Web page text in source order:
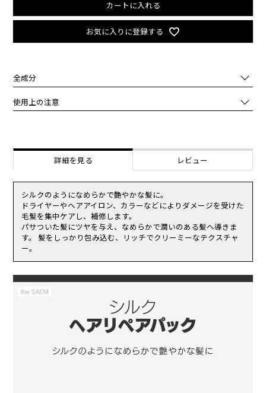
お気に入りに登録する
カートに入れる
全成分
水、ジメチコン、ベヘントリモニウムクロリド、セタノール、ステア
リルアルコール、グリセリン、ジプロピレングリコール、香料、アル
分解シルク、セリン、グルタミン酸、ヒアルロン酸Ｎａ、アスパラギ
ン酸、ロイシン、アラニン、リシン、アルギニン、チロシン、フェニ
ルアラニン、プロリン、トレオニン、バリン、イソロイシン、ヒスチ
ジン、システイン、メチオニン、ヒアルロン酸、加水分解ヒアルロン
酸、加水分解ヒアルロン酸Ｎａ、ヒドロキシプロピルトリモニウムヒ
アルロン酸、ヒアルロン酸Ｋ、ヒアルロン酸クロスポリマーＮａ、加
水分解コラーゲン、加水分解乳タンパク、加水分解カラスムギタンパ
ク、加水分解コムギタンパク、加水分解ダイズタンパク、アセチルヒ
アルロン酸Ｎａ、ジカプリリルエーテル、ヒドロキシエチルセルロー
ス、ＢＧ、トコフェロール、クエン酸、リン酸２Ｎａ、リン酸Ｎａ、
使用上の注意
皮膚科専門医等にご相談されることをおすすめします。
（1）使用中、赤味、はれ、かゆみ、刺激等の異常があらわれた場
（2）使用したお肌に、直射日光があたって上記のような異常があら
われた場合。
傷やはれもの、湿疹等、異常のある部位にはお使いにならないでくだ
さい。
乳幼児の手の届く場所、直射日光の当たる場所、高温多湿または極度
に低温になる場所には置かないでください。
詳細を見る レビュー
シルクのようになめらかで艶やかな髪に。
ドライヤーやヘアアイロン、カラーなどによりダメージを受けた
毛髪を集中ケアし、補修します。
パサついた髪にツヤを与え、なめらかで潤いのある髪へ導きま
す。 髪をしっかり包み込む、リッチでクリーミーなテクスチャ
ー。